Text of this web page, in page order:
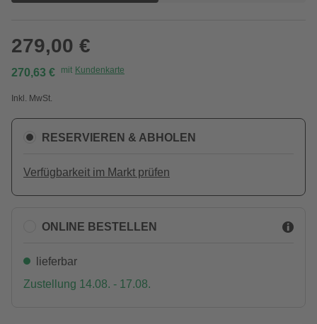
279,00 €
270,63 € mit Kundenkarte
Inkl. MwSt.
RESERVIEREN & ABHOLEN
Verfügbarkeit im Markt prüfen
ONLINE BESTELLEN
lieferbar
Zustellung 14.08. - 17.08.